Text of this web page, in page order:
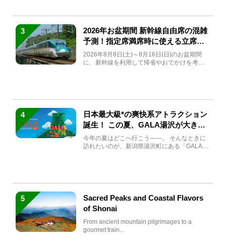
3
2026年お盆期間 新幹線自由席の混雑
予測！指定席満席時に使える立席特
急券も解説
2026年8月8日(土)～8月16日(日)のお盆期間
に、新幹線を利用して帰省やおでかけを考え
4
日本最大級*の爽快系アトラクション
誕生！ この夏、GALA湯沢が大きく
生まれ変わる
今年の夏はどこへ行こう――。 そんなときに
訪れたいのが、新潟県湯沢町にある「GALA湯
5
Sacred Peaks and Coastal Flavors
of Shonai
From ancient mountain pilgrimages to a
gourmet train...